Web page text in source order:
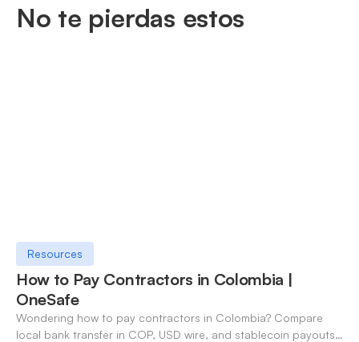
No te pierdas estos
Resources
How to Pay Contractors in Colombia |
OneSafe
Wondering how to pay contractors in Colombia? Compare
local bank transfer in COP, USD wire, and stablecoin payouts.